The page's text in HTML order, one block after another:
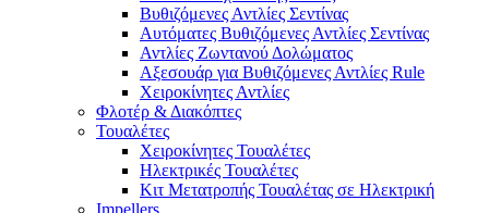
Βυθιζόμενες Αντλίες Σεντίνας
Αυτόματες Βυθιζόμενες Αντλίες Σεντίνας
Αντλίες Ζωντανού Δολώματος
Αξεσουάρ για Βυθιζόμενες Αντλίες Rule
Χειροκίνητες Αντλίες
Φλοτέρ & Διακόπτες
Τουαλέτες
Χειροκίνητες Τουαλέτες
Ηλεκτρικές Τουαλέτες
Κιτ Μετατροπής Τουαλέτας σε Ηλεκτρική